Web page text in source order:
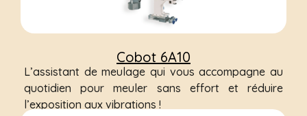
Cobot 6A10
L’assistant de meulage qui vous accompagne au
quotidien pour meuler sans effort et réduire
l’exposition aux vibrations !